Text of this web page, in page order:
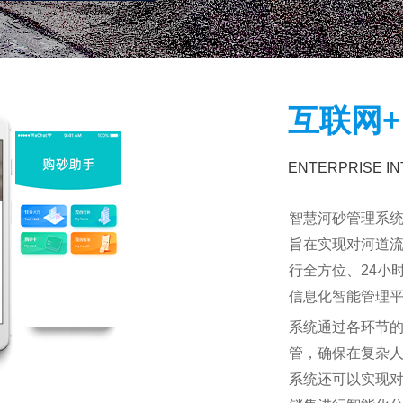
互联网+
ENTERPRISE
智慧河砂管理系
旨在实现对河道
行全方位、24小
信息化智能管理
系统通过各环节
管，确保在复杂
系统还可以实现